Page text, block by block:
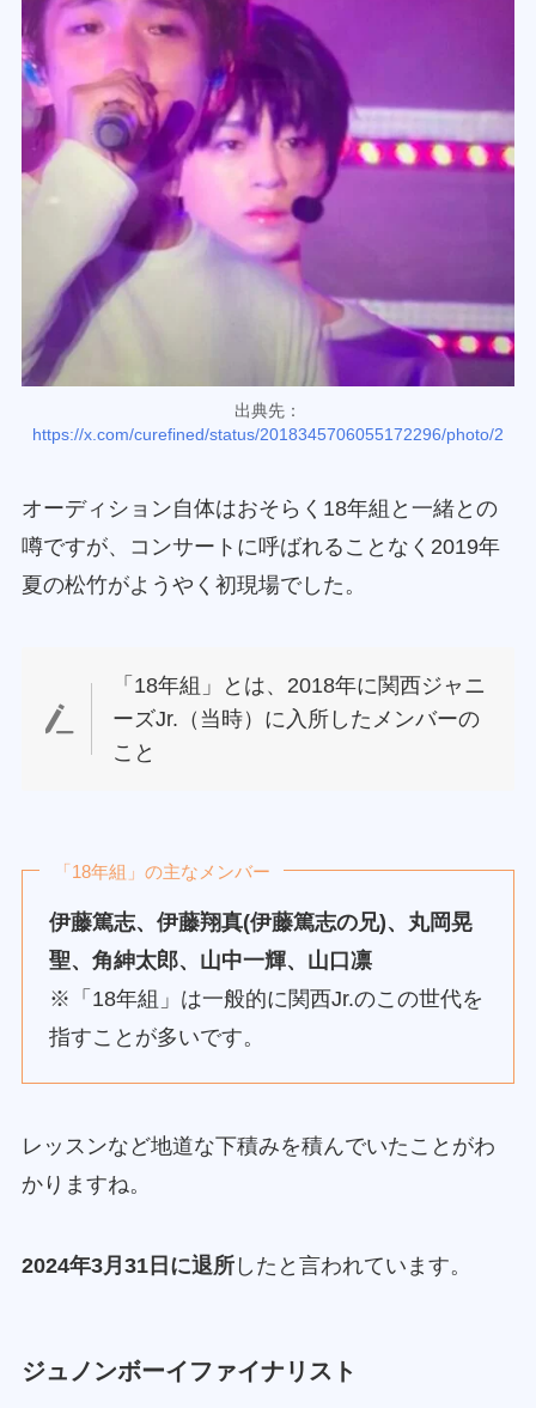
出典先：
https://x.com/curefined/status/2018345706055172296/photo/2
オーディション自体はおそらく18年組と一緒との
噂ですが、コンサートに呼ばれることなく2019年
夏の松竹がようやく初現場でした。
「18年組」とは、2018年に関西ジャニ
ーズJr.（当時）に入所したメンバーの
こと
「18年組」の主なメンバー
伊藤篤志、伊藤翔真(伊藤篤志の兄)、丸岡晃
聖、角紳太郎、山中一輝、山口凛
※「18年組」は一般的に関西Jr.のこの世代を
指すことが多いです。
レッスンなど地道な下積みを積んでいたことがわ
かりますね。
2024年3月31日に退所したと言われています。
ジュノンボーイファイナリスト